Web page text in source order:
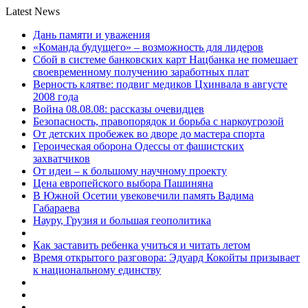
Latest News
Дань памяти и уважения
«Команда будущего» – возможность для лидеров
Сбой в системе банковских карт Нацбанка не помешает
своевременному получению заработных плат
Верность клятве: подвиг медиков Цхинвала в августе
2008 года
Война 08.08.08: рассказы очевидцев
Безопасность, правопорядок и борьба с наркоугрозой
От детских пробежек во дворе до мастера спорта
Героическая оборона Одессы от фашистских
захватчиков
От идеи – к большому научному проекту
Цена европейского выбора Пашиняна
В Южной Осетии увековечили память Вадима
Габараева
Науру, Грузия и большая геополитика
Как заставить ребенка учиться и читать летом
Время открытого разговора: Эдуард Кокойты призывает
к национальному единству